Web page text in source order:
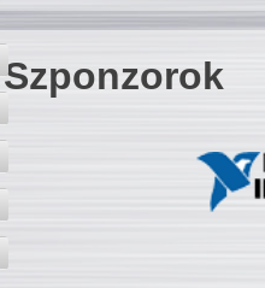
Szponzorok